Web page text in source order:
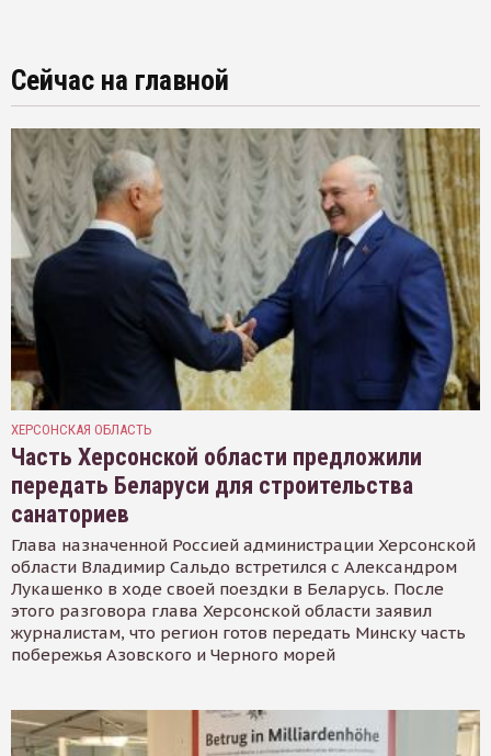
Сейчас на главной
ХЕРСОНСКАЯ ОБЛАСТЬ
Часть Херсонской области предложили
передать Беларуси для строительства
санаториев
Глава назначенной Россией администрации Херсонской
области Владимир Сальдо встретился с Александром
Лукашенко в ходе своей поездки в Беларусь. После
этого разговора глава Херсонской области заявил
журналистам, что регион готов передать Минску часть
побережья Азовского и Черного морей